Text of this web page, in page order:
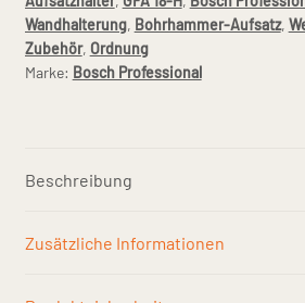
Aufsatz
Menge
Wandhalterung, Bohrhammer-Aufsatz,
Zubehör, Ordnung
Marke: Bosch Professional
Beschreibung
Zusätzliche Informationen